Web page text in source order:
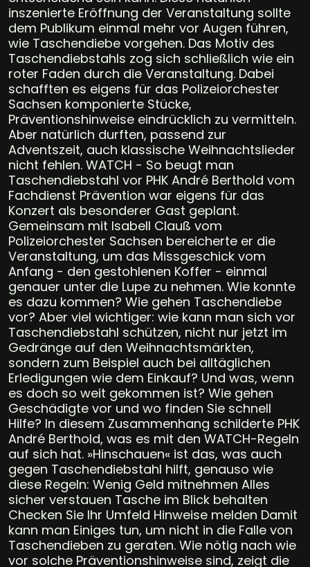
inszenierte Eröffnung der Veranstaltung sollte
dem Publikum einmal mehr vor Augen führen,
wie Taschendiebe vorgehen. Das Motiv des
Taschendiebstahls zog sich schließlich wie ein
roter Faden durch die Veranstaltung. Dabei
schafften es eigens für das Polizeiorchester
Sachsen komponierte Stücke,
Präventionshinweise eindrücklich zu vermitteln.
Aber natürlich durften, passend zur
Adventszeit, auch klassische Weihnachtslieder
nicht fehlen. WATCH - So beugt man
Taschendiebstahl vor PHK André Berthold vom
Fachdienst Prävention war eigens für das
Konzert als besonderer Gast geplant.
Gemeinsam mit Isabell Clauß vom
Polizeiorchester Sachsen bereicherte er die
Veranstaltung, um das Missgeschick vom
Anfang - den gestohlenen Koffer - einmal
genauer unter die Lupe zu nehmen. Wie konnte
es dazu kommen? Wie gehen Taschendiebe
vor? Aber viel wichtiger: wie kann man sich vor
Taschendiebstahl schützen, nicht nur jetzt im
Gedränge auf den Weihnachtsmärkten,
sondern zum Beispiel auch bei alltäglichen
Erledigungen wie dem Einkauf? Und was, wenn
es doch so weit gekommen ist? Wie gehen
Geschädigte vor und wo finden Sie schnell
Hilfe? In diesem Zusammenhang schilderte PHK
André Berthold, was es mit den WATCH-Regeln
auf sich hat. »Hinschauen« ist das, was auch
gegen Taschendiebstahl hilft, genauso wie
diese Regeln: Wenig Geld mitnehmen Alles
sicher verstauen Tasche im Blick behalten
Checken Sie Ihr Umfeld Hinweise melden Damit
kann man Einiges tun, um nicht in die Falle von
Taschendieben zu geraten. Wie nötig nach wie
vor solche Präventionshinweise sind, zeigt die